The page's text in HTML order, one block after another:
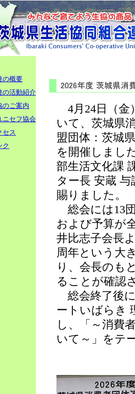
の概要
の活動紹介
のご案内
ニセフ協会
セス
ク
4月24日（金
いて、茨城県
盟団体：茨城
を開催しまし
部生活文化課
ター長 安蔵
賜りました。
総会には13
および予算が
井比志子会長
周年という大
り、会長のも
ることが確認
総会終了後
ートいばらき
し、「～消費
いて～」をテ